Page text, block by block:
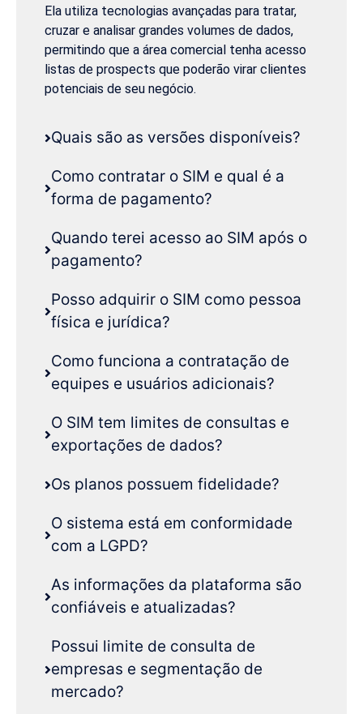
Ela utiliza tecnologias avançadas para tratar,
cruzar e analisar grandes volumes de dados,
permitindo que a área comercial tenha acesso
listas de prospects que poderão virar clientes
potenciais de seu negócio.
Quais são as versões disponíveis?
Como contratar o SIM e qual é a
forma de pagamento?
Quando terei acesso ao SIM após o
pagamento?
Posso adquirir o SIM como pessoa
física e jurídica?
Como funciona a contratação de
equipes e usuários adicionais?
O SIM tem limites de consultas e
exportações de dados?
Os planos possuem fidelidade?
O sistema está em conformidade
com a LGPD?
As informações da plataforma são
confiáveis e atualizadas?
Possui limite de consulta de
empresas e segmentação de
mercado?